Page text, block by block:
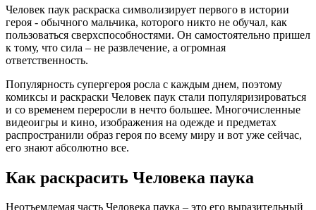
Человек паук раскраска символизирует первого в истории
героя - обычного мальчика, которого никто не обучал, как
пользоваться сверхспособностями. Он самостоятельно пришел
к тому, что сила – не развлечение, а огромная
ответственность.
Популярность супергероя росла с каждым днем, поэтому
комиксы и раскраски Человек паук стали популяризироваться
и со временем переросли в нечто большее. Многочисленные
видеоигры и кино, изображения на одежде и предметах
распространили образ героя по всему миру и вот уже сейчас,
его знают абсолютно все.
Как раскрасить Человека паука
Неотъемлемая часть Человека паука – это его выразительный